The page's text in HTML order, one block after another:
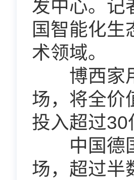
发中心。记
国智能化生
术领域。
博西家用
场，将全价
投入超过30
中国德国
场，超过半